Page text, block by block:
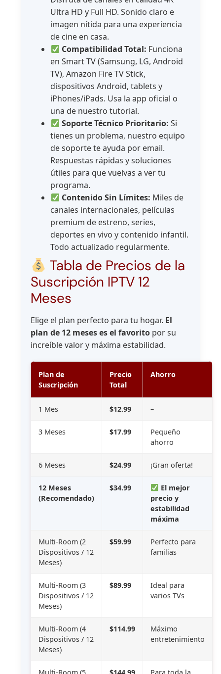
Ultra HD y Full HD. Sonido claro e
imagen nítida para una experiencia
de cine en casa.
Compatibilidad Total: Funciona
en Smart TV (Samsung, LG, Android
TV), Amazon Fire TV Stick,
dispositivos Android, tablets y
iPhones/iPads. Usa la app oficial o
una de nuestro tutorial.
Soporte Técnico Prioritario: Si
tienes un problema, nuestro equipo
de soporte te ayuda por email.
Respuestas rápidas y soluciones
útiles para que vuelvas a ver tu
programa.
Contenido Sin Límites: Miles de
canales internacionales, películas
premium de estreno, series,
deportes en vivo y contenido infantil.
Todo actualizado regularmente.
Tabla de Precios de la
Suscripción IPTV 12
Meses
Elige el plan perfecto para tu hogar. El
plan de 12 meses es el favorito por su
increíble valor y máxima estabilidad.
Plan de
Suscripción
Precio
Total
Ahorro
1 Mes $12.99 –
3 Meses $17.99
Pequeño
ahorro
6 Meses $24.99 ¡Gran oferta!
12 Meses
(Recomendado)
$34.99
El mejor
precio y
estabilidad
máxima
Multi-Room (2
Dispositivos / 12
Meses)
$59.99
Perfecto para
familias
Multi-Room (3
Dispositivos / 12
Meses)
$89.99
Ideal para
varios TVs
Multi-Room (4
Dispositivos / 12
Meses)
$114.99
Máximo
entretenimiento